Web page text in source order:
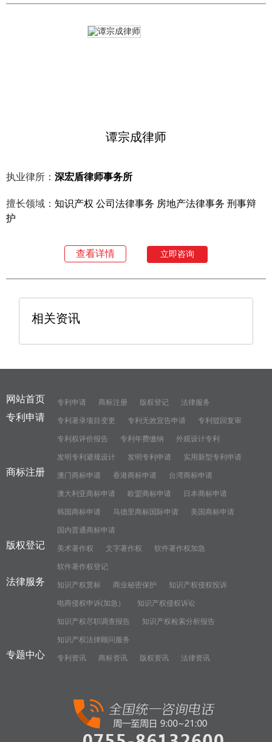
谭宗成律师
执业律所： 深宏盾律师事务所
擅长领域： 知识产权 公司法律事务 房地产法律事务 刑事辩
护
查看详情 立即咨询
相关资讯
网站首页 专利申请 商标注册 版权登记 法律服务
专利申请 专利著录项目变更 专利无效宣告申请 专利驳回复审
专利权评价报告 专利年费缴纳 外观设计专利
发明专利避规设计 发明专利申请 实用新型专利申请
商标注册 澳门商标申请 香港商标申请 台湾商标申请
澳大利亚商标申请 欧盟商标申请 日本商标申请
韩国商标申请 马德里商标国际申请 美国商标申请
国内普通商标申请
版权登记 美术著作权 文字著作权 软件著作权加急
软件著作权登记
法律服务 知识产权贯标 商业秘密保护 知识产权侵权投诉
电商侵权申诉(加急） 知识产权侵权诉讼
知识产权尽职调查报告 知识产权检索分析报告
知识产权法律顾问服务
专题中心 专利资讯 商标资讯 版权资讯 法律资讯